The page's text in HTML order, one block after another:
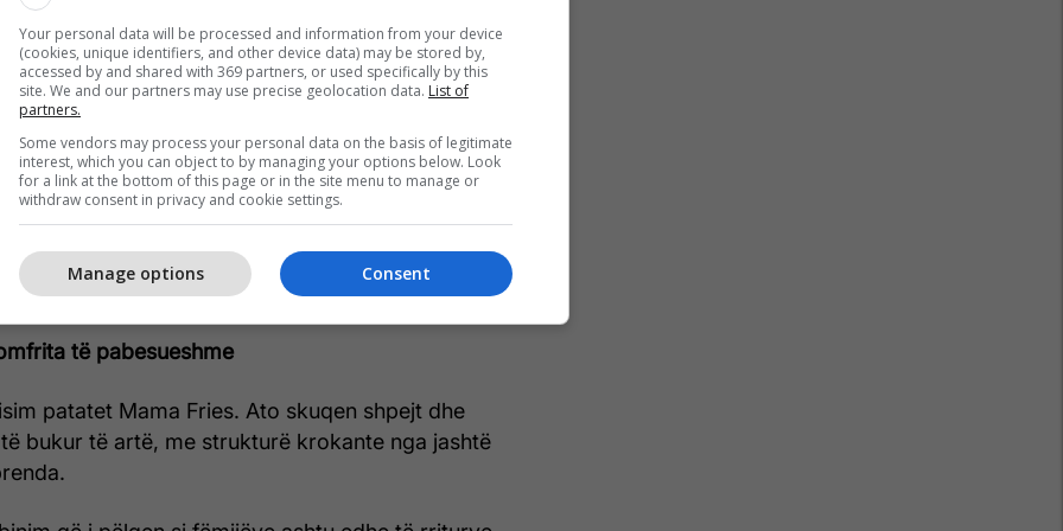
shirita dhe i marinojmë me vaj ulliri,kripë, piper
lëmë 15–20 minuta që tëmarrin aromën. Më pas i
i pjekim nëfurrë derisa të marrin ngjyrë të artë.
e jogurtit
hudhrën e grirë imët dhe pak kripë.Kjo salcë e
pas një dite agjërimi.Freskia dhe vlerat
janë fantastike.
të pabesueshme
patatet Mama Fries. Ato skuqen shpejt dhe
bukur të artë, me strukturë krokante nga jashtë
Your personal data will be processed and information from your device
(cookies, unique identifiers, and other device data) may be stored by,
accessed by and shared with 369 partners, or used specifically by this
site. We and our partners may use precise geolocation data. List of
partners.
Some vendors may process your personal data on the basis of legitimate
interest, which you can object to by managing your options below. Look
for a link at the bottom of this page or in the site menu to manage or
withdraw consent in privacy and cookie settings.
Consent
Manage options